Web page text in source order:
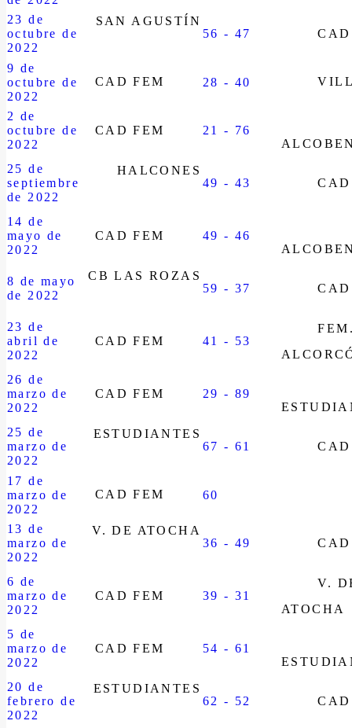
23 de
octubre de
2022
SAN AGUSTÍN
56 - 47
9 de
octubre de
2022
CAD FEM 28 - 40
2 de
octubre de
2022
CAD FEM
21 - 76
25 de
septiembre
de 2022
HALCONES
49 - 43
14 de
mayo de
2022
CAD FEM
49 - 46
8 de mayo
de 2022
CB LAS ROZAS
59 - 37
23 de
abril de
2022
CAD FEM 41 - 53
26 de
marzo de
2022
CAD FEM
29 - 89
25 de
marzo de
2022
ESTUDIANTES
67 - 61
17 de
marzo de
2022
CAD FEM 60
13 de
marzo de
2022
V. DE ATOCHA
36 - 49
6 de
marzo de
2022
CAD FEM 39 - 31
V.
ATOCHA
5 de
marzo de
2022
CAD FEM
54 - 61
20 de
febrero de
2022
ESTUDIANTES
62 - 52